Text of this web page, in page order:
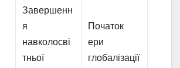
Завершенн
я
навколосві
тньої
Початок
ери
глобалізації